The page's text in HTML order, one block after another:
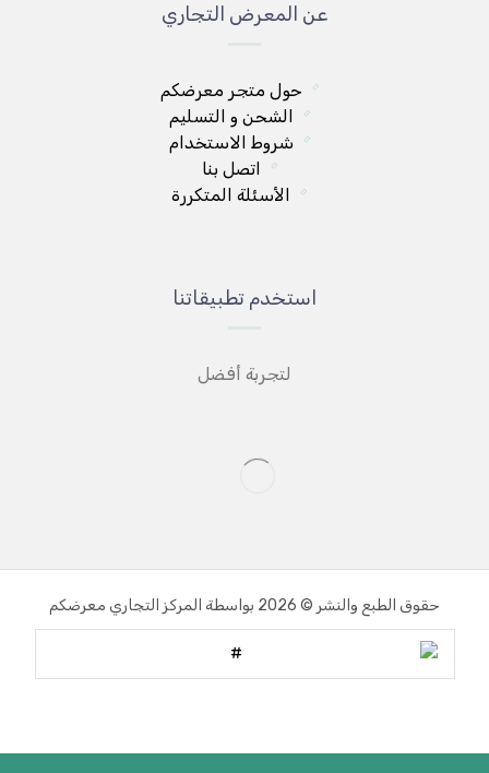
عن المعرض التجاري
حول متجر معرضكم
الشحن و التسليم
شروط الاستخدام
اتصل بنا
الأسئلة المتكررة
استخدم تطبيقاتنا
لتجربة أفضل
حقوق الطبع والنشر © 2026 بواسطة المركز التجاري معرضكم